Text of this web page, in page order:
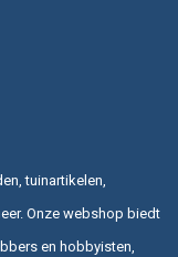
tuinartikelen,
Onze webshop biedt
en hobbyisten,